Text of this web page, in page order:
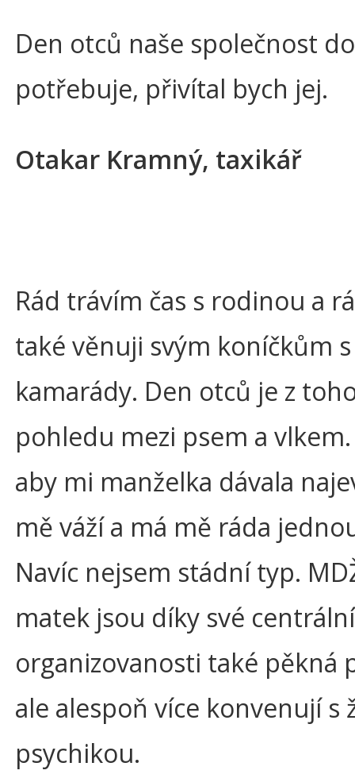
Den otců naše společnost
potřebuje, přivítal bych jej.
Otakar Kramný, taxikář
Rád trávím čas s rodinou a
také věnuji svým koníčkům s
kamarády. Den otců je z
pohledu mezi psem a
aby mi manželka dávala
mě váží a má mě ráda
Navíc nejsem stádní typ.
matek jsou díky své centrální
organizovanosti také pěkná
ale alespoň více konvenují s
psychikou.